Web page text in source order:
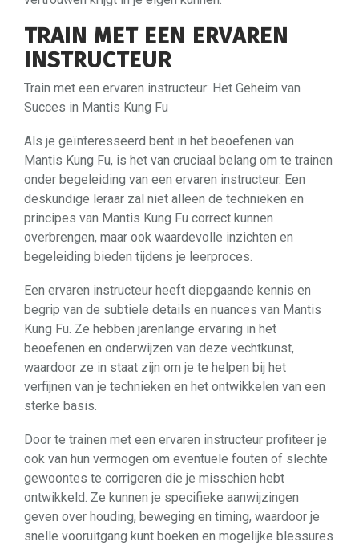
TRAIN MET EEN ERVAREN
INSTRUCTEUR
Train met een ervaren instructeur: Het Geheim van
Succes in Mantis Kung Fu
Als je geïnteresseerd bent in het beoefenen van
Mantis Kung Fu, is het van cruciaal belang om te trainen
onder begeleiding van een ervaren instructeur. Een
deskundige leraar zal niet alleen de technieken en
principes van Mantis Kung Fu correct kunnen
overbrengen, maar ook waardevolle inzichten en
begeleiding bieden tijdens je leerproces.
Een ervaren instructeur heeft diepgaande kennis en
begrip van de subtiele details en nuances van Mantis
Kung Fu. Ze hebben jarenlange ervaring in het
beoefenen en onderwijzen van deze vechtkunst,
waardoor ze in staat zijn om je te helpen bij het
verfijnen van je technieken en het ontwikkelen van een
sterke basis.
Door te trainen met een ervaren instructeur profiteer je
ook van hun vermogen om eventuele fouten of slechte
gewoontes te corrigeren die je misschien hebt
ontwikkeld. Ze kunnen je specifieke aanwijzingen
geven over houding, beweging en timing, waardoor je
snelle vooruitgang kunt boeken en mogelijke blessures